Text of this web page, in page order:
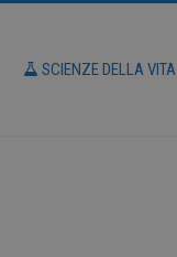
SCIENZE DELLA VITA